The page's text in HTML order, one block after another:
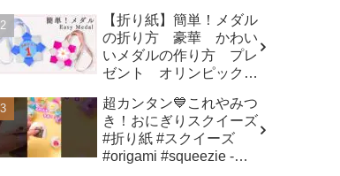
make popit smartphone
Origami -
SodaCatOrigami 楽しい
折り紙♪
【折り紙】簡単！メダル
の折り方 豪華 かわい
いメダルの作り方 プレ
ゼント オリンピックメ
origamilibrary
超カンタン💙これやみつ
き！おにぎりスクイーズ
#折り紙 #スクイーズ
#origami #squeezie -